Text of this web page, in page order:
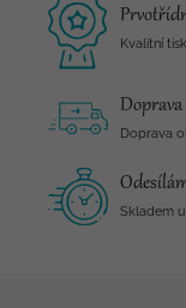
Kvalitní
Doprava
Skladem